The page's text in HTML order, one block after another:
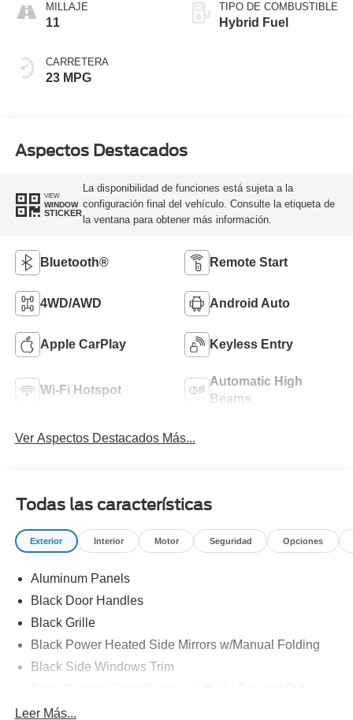
MILLAJE
11
CARRETERA
23 MPG
TIPO DE COMBUSTIBLE
Hybrid Fuel
Aspectos Destacados
VIEW
WINDOW
STICKER
La disponibilidad de funciones está sujeta a la
configuración final del vehículo. Consulte la etiqueta de
la ventana para obtener más información.
Bluetooth® Remote Start
4WD/AWD Android Auto
Apple CarPlay Keyless Entry
Wi-Fi Hotspot
Automatic High
Beams
Ver Aspectos Destacados Más...
Todas las características
Exterior Interior Motor Seguridad Opciones
Aluminum Panels
Black Door Handles
Black Grille
Black Power Heated Side Mirrors w/Manual Folding
Black Side Windows Trim
Strip/Fascia Accent and 2 Tow Hooks
Leer Más...